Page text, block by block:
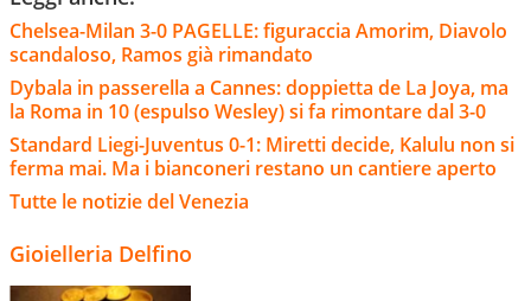
Chelsea-Milan 3-0 PAGELLE: figuraccia Amorim, Diavolo
scandaloso, Ramos già rimandato
Dybala in passerella a Cannes: doppietta de La Joya, ma
la Roma in 10 (espulso Wesley) si fa rimontare dal 3-0
Standard Liegi-Juventus 0-1: Miretti decide, Kalulu non si
ferma mai. Ma i bianconeri restano un cantiere aperto
Tutte le notizie del Venezia
Gioielleria Delfino